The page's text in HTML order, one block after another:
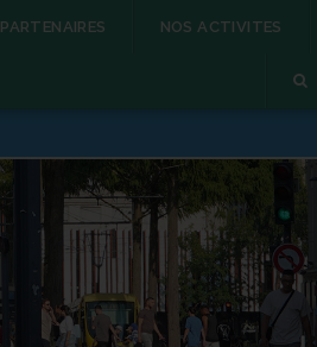
PARTENAIRES NOS ACTIVITES